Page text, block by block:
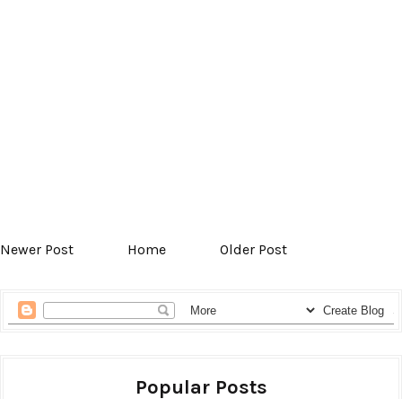
Newer Post Home Older Post
Popular Posts